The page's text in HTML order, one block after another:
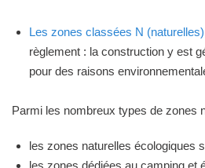
Les zones classées N (naturelles)
règlement : la construction y est
pour des raisons
Parmi les nombreux types de zones
les zones naturelles écologiques
les zones dédiées au camping et